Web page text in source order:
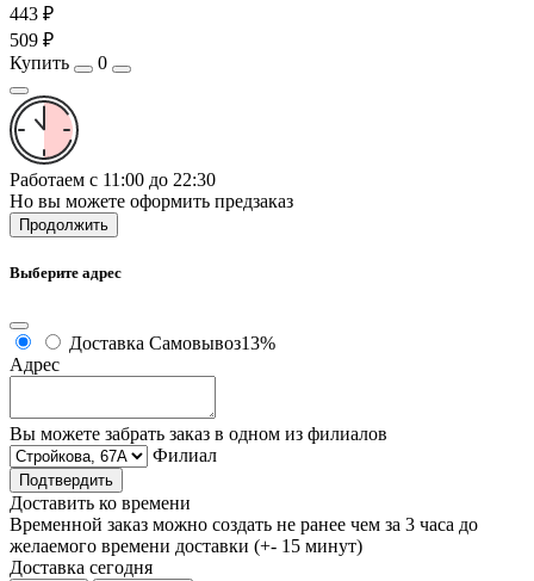
443 ₽
509 ₽
Купить
0
Работаем с 11:00 до 22:30
Но вы можете оформить предзаказ
Продолжить
Выберите адрес
Доставка Самовывоз13%
Адрес
Вы можете забрать заказ в одном из филиалов
Филиал
Подтвердить
Доставить ко времени
Временной заказ можно создать не ранее чем за 3 часа до
желаемого времени доставки (+- 15 минут)
Доставка сегодня